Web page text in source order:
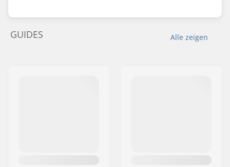
Alle zeigen
GUIDES